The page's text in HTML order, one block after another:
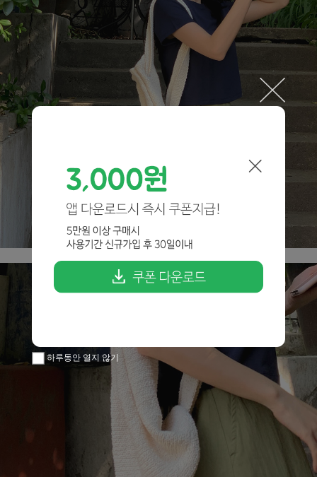
하루동안 열지 않기